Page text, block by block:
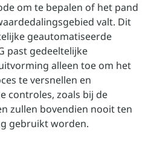
om te bepalen of het pand
valt. Dit
geautomatiseerde
past gedeeltelijke
alleen toe om het
te versnellen en
controles, zoals bij de
zullen bovendien nooit ten
gebruikt worden.